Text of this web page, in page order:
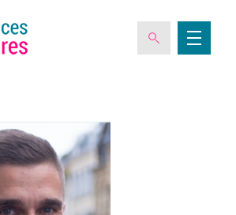
ESPACE ADHÉRENT
L’ASSOCIATION